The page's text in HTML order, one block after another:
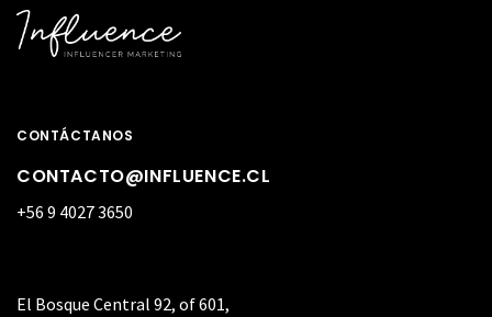
CONTÁCTANOS
CONTACTO@INFLUENCE.CL
+56 9 4027 3650
El Bosque Central 92, of 601,